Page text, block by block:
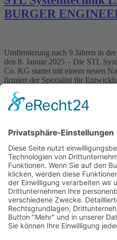
BURGER
Umfirmierung nach 9 Jahren in
den 8. Januar 2025 – Die STL
Co. KG startet mit einem neuen
firmiert der Spezialist für
individuellen Schaltnetzteil-
ENGINEERING GmbH & Co.
Impressum
Datenschutz
Kooperation
Werbung
Presse- und
Aktuelles